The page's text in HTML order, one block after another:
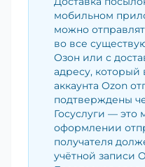
мобильном
можно
во все
Озон или с
адресу, который
аккаунта Ozon
подтверждены
Госуслуги — это
оформлении
получателя
учётной записи